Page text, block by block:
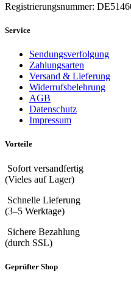
Registrierungsnummer:
Service
Sendungsverfolgung
Zahlungsarten
Versand & Lieferung
Widerrufsbelehrung
AGB
Datenschutz
Impressum
Vorteile
Sofort versandfertig
(Vieles auf Lager)
Schnelle Lieferung
(3–5 Werktage)
Sichere Bezahlung
(durch SSL)
Geprüfter Shop